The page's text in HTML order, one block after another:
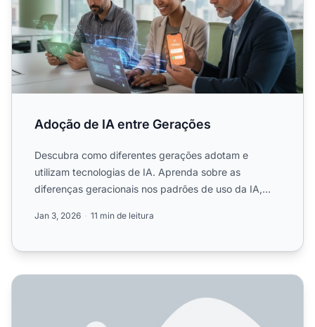
Adoção de IA entre Gerações
Descubra como diferentes gerações adotam e
utilizam tecnologias de IA. Aprenda sobre as
diferenças geracionais nos padrões de uso da IA,
Jan 3, 2026 11 min de leitura
Como a Geração Z Usa IA para Busca: Taxas de